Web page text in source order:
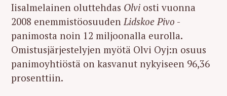
Iisalmelainen oluttehdas Olvi osti vuonna
2008 enemmistöosuuden Lidskoe Pivo -
panimosta noin 12 miljoonalla eurolla.
Omistusjärjestelyjen myötä Olvi Oyj:n osuus
panimoyhtiöstä on kasvanut nykyiseen 96,36
prosenttiin.